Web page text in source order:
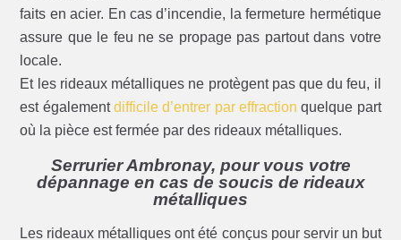
faits en acier. En cas d’incendie, la fermeture hermétique
assure que le feu ne se propage pas partout dans votre
locale.
Et les rideaux métalliques ne protègent pas que du feu, il
est égalementdifficile d’entrer par effraction quelque part
où la pièce est fermée par des rideaux métalliques.
Serrurier Ambronay, pour vous votre
dépannage en cas de soucis de rideaux
métalliques
Les rideaux métalliques ont été conçus pour servir un but